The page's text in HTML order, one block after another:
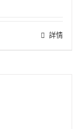
詳情